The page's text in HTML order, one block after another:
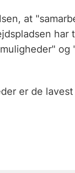
at
er de